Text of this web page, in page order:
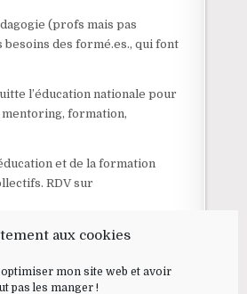
aux cookies
mon site web et avoir
pas les manger !
(profs mais pas
des formé.es., qui font
l’éducation nationale pour
mentoring, formation,
et de la formation
RDV sur